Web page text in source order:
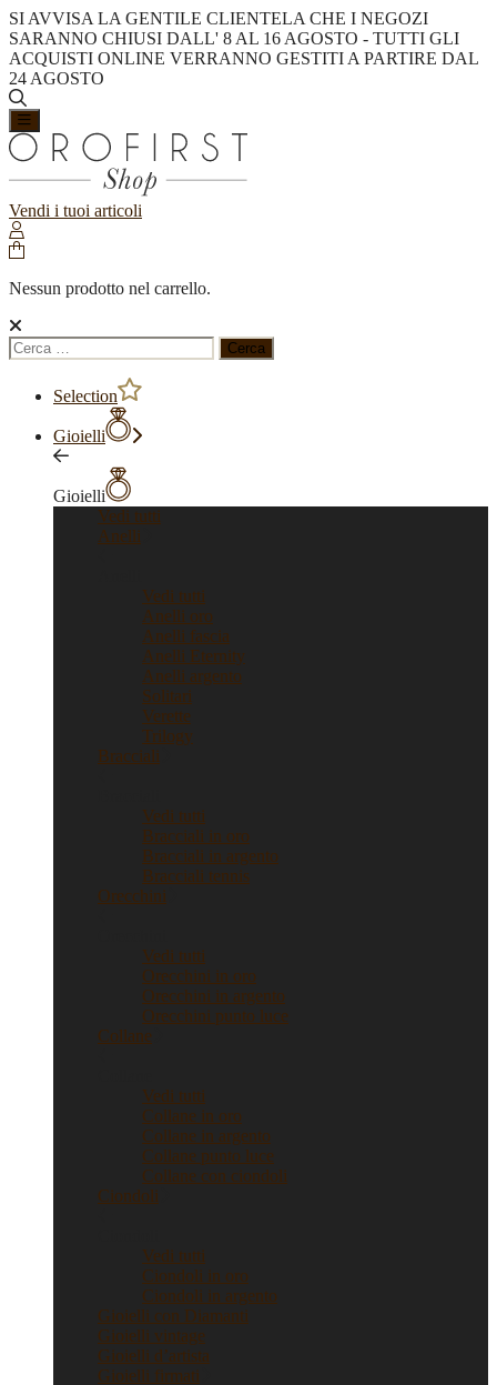
SI AVVISA LA GENTILE CLIENTELA CHE I NEGOZI
SARANNO CHIUSI DALL' 8 AL 16 AGOSTO - TUTTI GLI
ACQUISTI ONLINE VERRANNO GESTITI A PARTIRE DAL
24 AGOSTO
Vendi i tuoi articoli
Nessun prodotto nel carrello.
Ricerca
per:
Selection
Gioielli
Gioielli
Vedi tutti
Anelli
Vedi tutti
Anelli oro
Anelli fascia
Anelli Eternity
Anelli argento
Solitari
Verette
Trilogy
Bracciali
Vedi tutti
Bracciali in oro
Bracciali in argento
Bracciali tennis
Orecchini
Vedi tutti
Orecchini in oro
Orecchini in argento
Orecchini punto luce
Collane
Vedi tutti
Collane in oro
Collane in argento
Collane punto luce
Collane con ciondoli
Ciondoli
Vedi tutti
Ciondoli in oro
Ciondoli in argento
Gioielli con Diamanti
Gioielli vintage
Gioielli d’artista
Gioielli firmati